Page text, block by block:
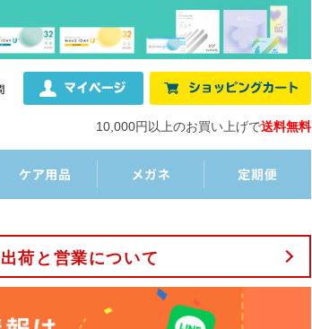
10,000円以上のお買い上げで送料無料
荷と営業について